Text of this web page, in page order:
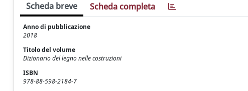
Scheda breve Scheda completa
Anno di pubblicazione
2018
Titolo del volume
Dizionario del legno nelle costruzioni
ISBN
978-88-598-2184-7